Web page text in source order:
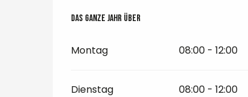
Das ganze Jahr über
Das ganze Jahr über
Montag 08:00 - 12:00
Dienstag 08:00 - 12:00